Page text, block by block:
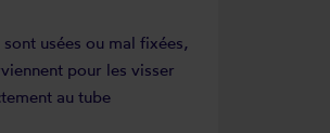
usées ou mal fixées,
pour les visser
au tube